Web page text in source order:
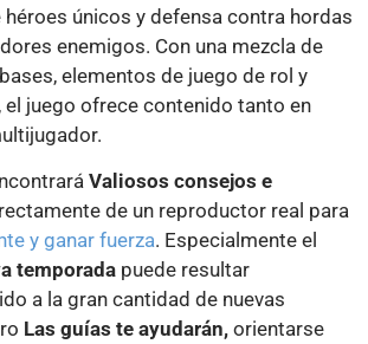
únicos y defensa contra hordas
enemigos. Con una mezcla de
elementos de juego de rol y
juego ofrece contenido tanto en
Valiosos consejos e
de un reproductor real para
y ganar fuerza. Especialmente el
temporada puede resultar
a la gran cantidad de nuevas
Las guías te ayudarán, orientarse